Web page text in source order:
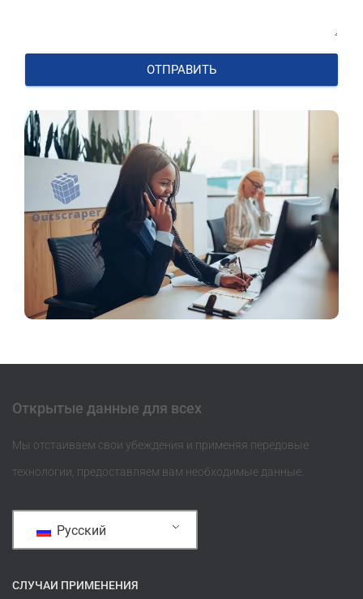
ОТПРАВИТЬ
Открытые данные для всех
Мы отстаиваем свои убеждения и применяя передовые
технологии, предоставляем вам необходимые данные.
Русский
СЛУЧАИ ПРИМЕНЕНИЯ